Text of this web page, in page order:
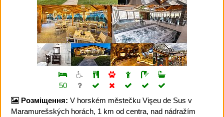
50
Розміщення: V horském městečku Vişeu de Sus v
Maramurešských horách, 1 km od centra, nad nádražím